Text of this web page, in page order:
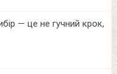
— це не гучний крок,